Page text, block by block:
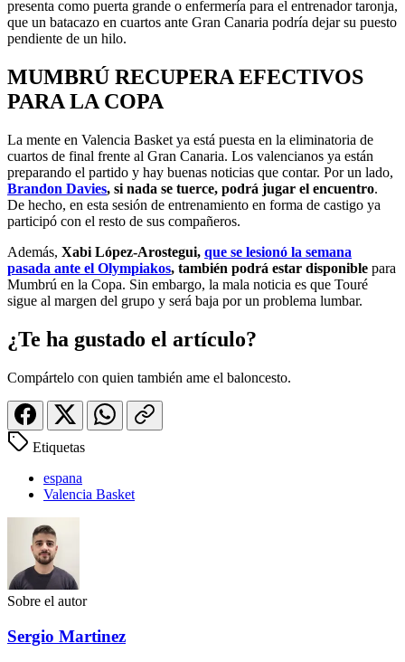
presenta como puerta grande o enfermería para el entrenador taronja,
que un batacazo en cuartos ante Gran Canaria podría dejar su puesto
pendiente de un hilo.
MUMBRÚ RECUPERA EFECTIVOS
PARA LA COPA
La mente en Valencia Basket ya está puesta en la eliminatoria de
cuartos de final frente al Gran Canaria. Los valencianos ya están
preparando el partido y hay buenas noticias que contar. Por un lado,
Brandon Davies, si nada se tuerce, podrá jugar el encuentro.
De hecho, en esta sesión de entrenamiento en forma de castigo ya
participó con el resto de sus compañeros.
Además, Xabi López-Arostegui, que se lesionó la semana
pasada ante el Olympiakos, también podrá estar disponible para
Mumbrú en la Copa. Sin embargo, la mala noticia es que Touré
sigue al margen del grupo y será baja por un problema lumbar.
¿Te ha gustado el artículo?
Compártelo con quien también ame el baloncesto.
Etiquetas
espana
Valencia Basket
Sobre el autor
Sergio Martinez